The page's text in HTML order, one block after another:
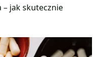
jak skutecznie